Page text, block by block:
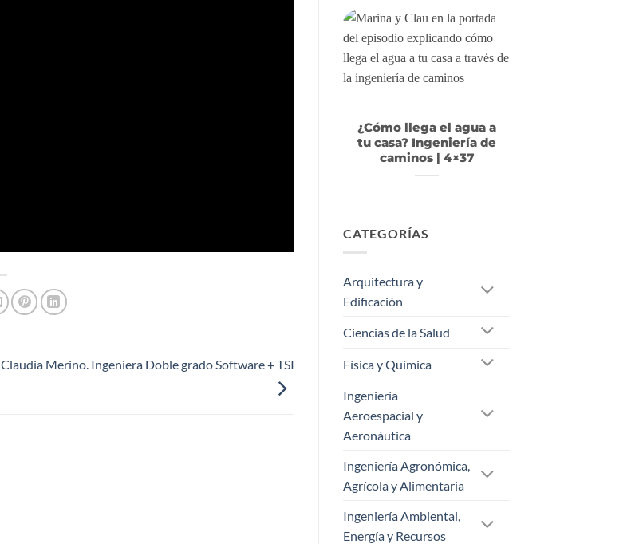
Claudia Merino. Ingeniera Doble grado Software + TSI
¿Cómo llega el agua a
tu casa? Ingeniería de
caminos | 4×37
CATEGORÍAS
Arquitectura y
Edificación
Ciencias de la Salud
Física y Química
Ingeniería
Aeroespacial y
Aeronáutica
Ingeniería Agronómica,
Agrícola y Alimentaria
Ingeniería Ambiental,
Energía y Recursos